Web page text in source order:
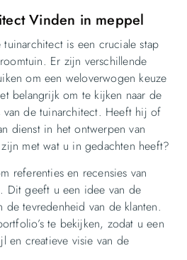
Vinden in meppel
is een cruciale stap
Er zijn verschillende
om een weloverwogen keuze
belangrijk om te kijken naar de
van de tuinarchitect. Heeft hij of
dienst in het ontwerpen van
met wat u in gedachten heeft?
referenties en recensies van
Dit geeft u een idee van de
de tevredenheid van de klanten.
te bekijken, zodat u een
en creatieve visie van de